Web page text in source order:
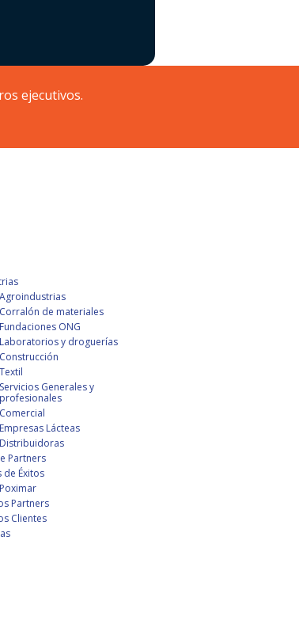
ejecutivos.
Agroindustrias
Corralón de materiales
Fundaciones ONG
Laboratorios y droguerías
Construcción
Textil
Servicios Generales y
profesionales
Comercial
Empresas Lácteas
Distribuidoras
Partners
de Éxitos
Poximar
Partners
Clientes